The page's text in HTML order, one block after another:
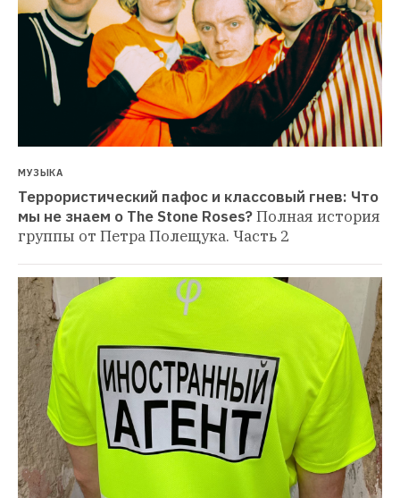
МУЗЫКА
Террористический пафос и классовый гнев: Что
мы не знаем о The Stone Roses?Полная история
группы от Петра Полещука. Часть 2